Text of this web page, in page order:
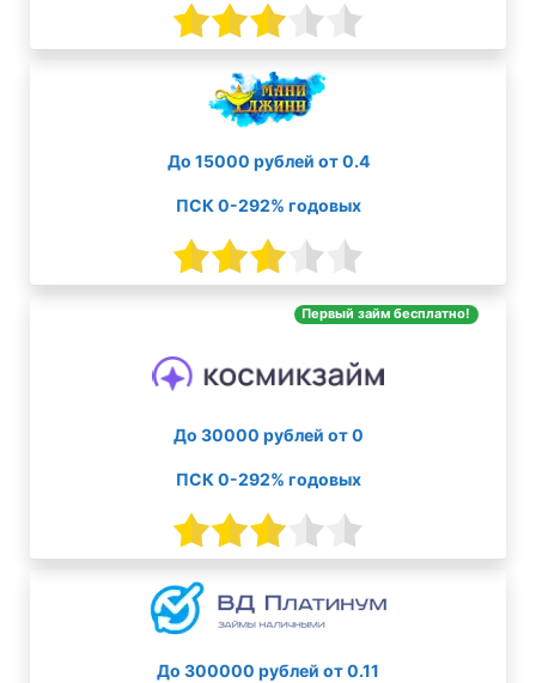
До 15000 рублей от 0.4
ПСК 0-292% годовых
Первый займ бесплатно!
До 30000 рублей от 0
ПСК 0-292% годовых
До 300000 рублей от 0.11